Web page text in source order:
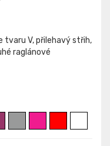
tvaru V, přilehavý střih,
raglánové